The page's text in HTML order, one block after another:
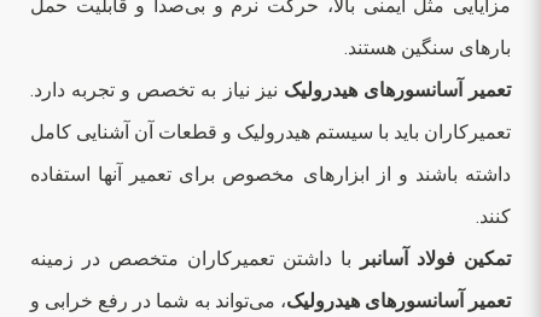
مزایایی مثل ایمنی بالا، حرکت نرم و بی‌صدا و قابلیت حمل
بارهای سنگین هستند.
تعمیر آسانسورهای هیدرولیک نیز نیاز به تخصص و تجربه دارد.
تعمیرکاران باید با سیستم هیدرولیک و قطعات آن آشنایی کامل
داشته باشند و از ابزارهای مخصوص برای تعمیر آنها استفاده
کنند.
تمکین فولاد آسانبر
با داشتن تعمیرکاران متخصص در زمینه
تعمیر آسانسورهای هیدرولیک، می‌تواند به شما در رفع خرابی و